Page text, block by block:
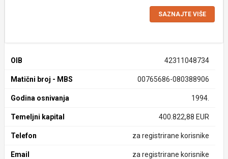
SAZNAJTE VIŠE
OIB 42311048734
Matični broj - MBS 00765686-080388906
Godina osnivanja 1994.
Temeljni kapital 400.822,88 EUR
Telefon za registrirane korisnike
Email za registrirane korisnike